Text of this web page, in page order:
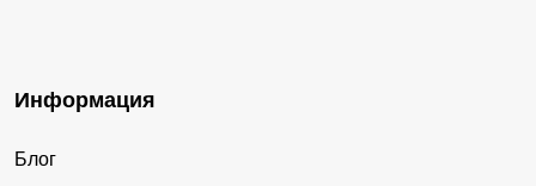
Информация
Блог